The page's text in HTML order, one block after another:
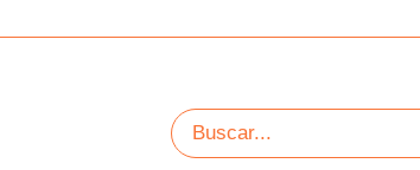
Buscar
por: